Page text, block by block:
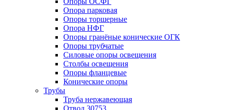
Опора парковая
Опоры торшерные
Опора НФГ
Опоры гранёные конические ОГК
Опоры трубчатые
Силовые опоры освещения
Столбы освещения
Опоры фланцевые
Конические опоры
Трубы
Труба нержавеющая
Отвод 30753